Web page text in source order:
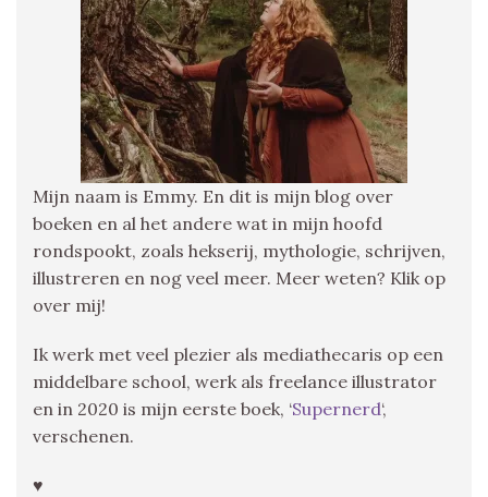
Mijn naam is Emmy. En dit is mijn blog over
boeken en al het andere wat in mijn hoofd
rondspookt, zoals hekserij, mythologie, schrijven,
illustreren en nog veel meer. Meer weten? Klik op
over mij!
Ik werk met veel plezier als mediathecaris op een
middelbare school, werk als freelance illustrator
en in 2020 is mijn eerste boek, ‘Supernerd‘,
verschenen.
♥